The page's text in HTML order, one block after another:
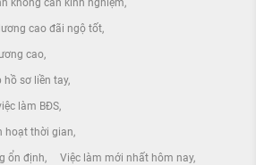
cao đãi ngộ tốt
cao
hồ sơ liền tay
làm BĐS
hoạt thời gian
ổn định Việc làm mới nhất hôm nay